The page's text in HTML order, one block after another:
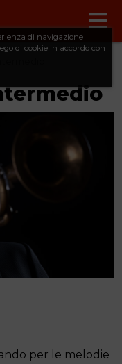
per le melodie
di navigazione
di cookie in accordo con